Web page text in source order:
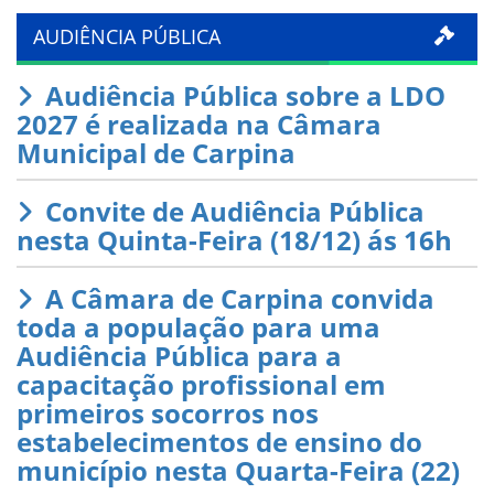
AUDIÊNCIA PÚBLICA
Audiência Pública sobre a LDO
2027 é realizada na Câmara
Municipal de Carpina
Convite de Audiência Pública
nesta Quinta-Feira (18/12) ás 16h
A Câmara de Carpina convida
toda a população para uma
Audiência Pública para a
capacitação profissional em
primeiros socorros nos
estabelecimentos de ensino do
município nesta Quarta-Feira (22)